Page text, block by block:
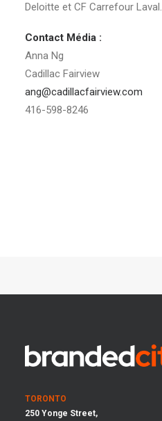
Deloitte et CF Carrefour Laval.
Contact Média :
Anna Ng
Cadillac Fairview
ang@cadillacfairview.com
416-598-8246
TORONTO
250 Yonge Street,